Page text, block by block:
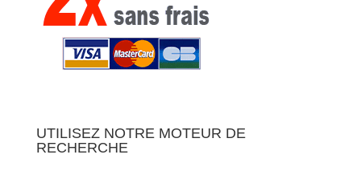
UTILISEZ NOTRE MOTEUR DE
RECHERCHE